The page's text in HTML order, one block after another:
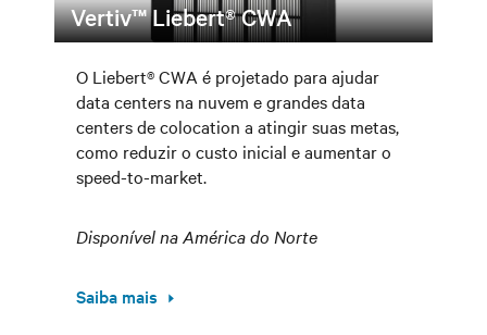
Vertiv™ Liebert® CWA
O Liebert® CWA é projetado para ajudar
data centers na nuvem e grandes data
centers de colocation a atingir suas metas,
como reduzir o custo inicial e aumentar o
speed-to-market.
Disponível na América do Norte
Saiba mais